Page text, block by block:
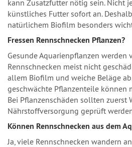
kann Zusatzfutter nötig sein. Nicht
künstliches Futter sofort an.
natürlichem Biofilm besonders
Fressen Rennschnecken Pflanzen?
Gesunde Aquarienpflanzen werden
Rennschnecken meist nicht
allem Biofilm und weiche Beläge
geschwächte Pflanzenteile können
Bei Pflanzenschäden sollten zuerst
Nährstoffversorgung geprüft
Können Rennschnecken aus dem
Ja, viele Rennschnecken wandern